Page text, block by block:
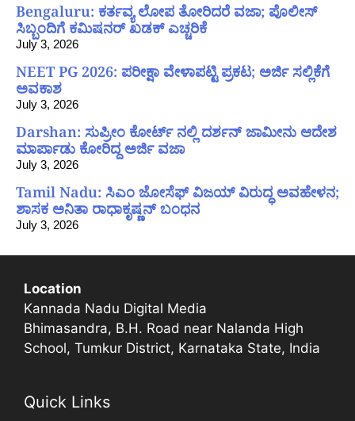
Bengaluru: ಕರ್ತವ್ಯ ಲೋಪ ತೋರಿದರೆ ವಜಾ; ಪೊಲೀಸ್
ಸಿಬ್ಬಂದಿಗೆ ಕಮಿಷನರ್ ಖಡಕ್ ಎಚ್ಚರಿಕೆ
July 3, 2026
NEET PG 2026: ಪರೀಕ್ಷಾ ವೇಳಾಪಟ್ಟಿ ಪ್ರಕಟ; ಅರ್ಜಿ ಸಲ್ಲಿಕೆಗೆ
ಅವಕಾಶ
July 3, 2026
Darshan: ಸುಪ್ರೀಂ ಕೋರ್ಟ್ ನಲ್ಲಿ ದರ್ಶನ್ ಜಾಮೀನು ಆದೇಶ
ಮಾರ್ಪಾಡು ಕೋರಿದ್ದ ಅರ್ಜಿ ವಜಾ
July 3, 2026
Tamil Nadu: ಸಿಎಂ ಜೋಸೆಫ್ ವಿಜಯ್ ವಿರುದ್ಧ ಅವಹೇಳನ;
ಶಾಸಕ ಅನಿತಾ ರಾಧಾಕೃಷ್ಣನ್ ಬಂಧನ
July 3, 2026
Location
Kannada Nadu Digital Media
Bhimasandra, B.H. Road near Nalanda High
School, Tumkur District, Karnataka State, India
Quick Links